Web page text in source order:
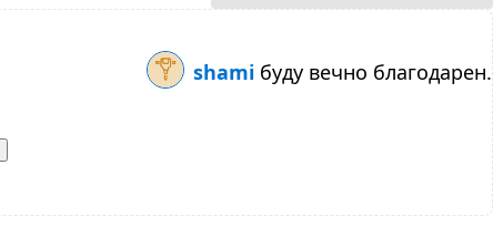
shami буду вечно благодарен.